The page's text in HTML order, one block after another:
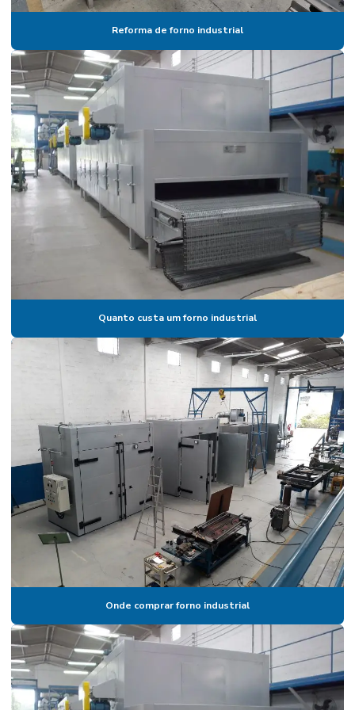
Estufa industrial valor
Estufa industrial a vapor
Estufa inox
Estufa inox industrial
Estufa inox para laboratório
Estufa laboratório
Estufa laboratório de química
Estufa laboratório valor
Estufa para pintura automotiva preço
Estufa pintura eletrostática
Estufa pintura eletrostática a venda
Estufa pintura preço
Estufa de secagem
Estufa de secagem de alimentos
Estufa de secagem com circulação de ar
Estufa de secagem com circulação de ar forçada
Estufa de secagem digital
Estufa para secagem de eletrodos
Estufa de secagem e esterilização
Estufa de secagem fundição
Estufa de secagem industrial
Reforma de forno industrial
Quanto custa um forno industrial
Onde comprar forno industrial